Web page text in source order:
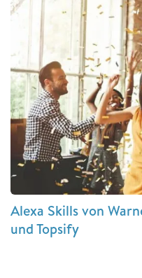
Alexa Skills von
und Topsify